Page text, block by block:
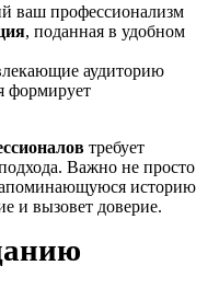
ваш профессионализм
, поданная в удобном
аудиторию
формирует
требует
Важно не просто
историю
и вызовет доверие.